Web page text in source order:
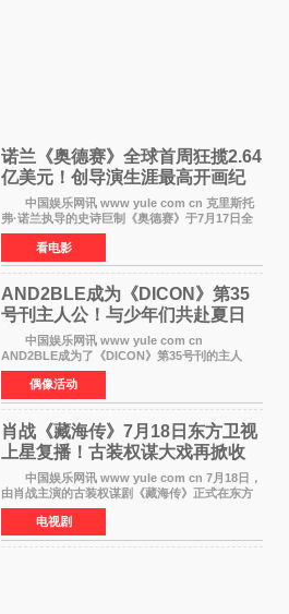
诺兰《奥德赛》全球首周狂揽2.64
亿美元！创导演生涯最高开画纪
中国娱乐网讯 www yule com cn 克里斯托
弗·诺兰执导的史诗巨制《奥德赛》于7月17日全
球上映，首周末票房表现远超预期——北美首周
三天粗报1 245亿美元（开画3919馆），全球首周
2 641亿美元
看电影
AND2BLE成为《DICON》第35
号刊主人公！与少年们共赴夏日
之约
中国娱乐网讯 www yule com cn
AND2BLE成为了《DICON》第35号刊的主人
公，本期标题为And The Summer。作为出道后
首次担任杂志画报主角的完整体，AND2BLE用清
澈的少年感与全新的夏天相遇了
偶像活动
肖战《藏海传》7月18日东方卫视
上星复播！古装权谋大戏再掀收
视热潮
中国娱乐网讯 www yule com cn 7月18日，
由肖战主演的古装权谋剧《藏海传》正式在东方
卫视上星复播，引发广泛关注。该剧此前已在网
络平台播出，凭借精良制作和紧凑剧情收获不俗
口碑，此次上
电视剧